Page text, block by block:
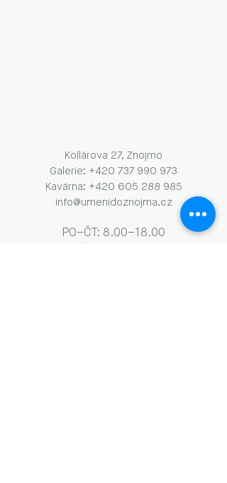
Kollárova 27, Znojmo
Galerie: +420 737 990 973
Kavárna: +420 605 288 985
info@umenidoznojma.cz
PO–ČT: 8.00–18.00